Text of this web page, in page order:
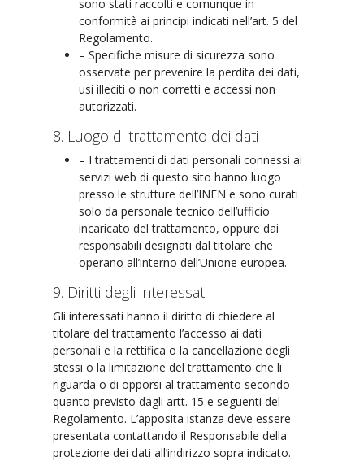
sono stati raccolti e comunque in
conformità ai principi indicati nell’art. 5 del
Regolamento.
– Specifiche misure di sicurezza sono
osservate per prevenire la perdita dei dati,
usi illeciti o non corretti e accessi non
autorizzati.
8. Luogo di trattamento dei dati
– I trattamenti di dati personali connessi ai
servizi web di questo sito hanno luogo
presso le strutture dell’INFN e sono curati
solo da personale tecnico dell’ufficio
incaricato del trattamento, oppure dai
responsabili designati dal titolare che
operano all’interno dell’Unione europea.
9. Diritti degli interessati
Gli interessati hanno il diritto di chiedere al
titolare del trattamento l’accesso ai dati
personali e la rettifica o la cancellazione degli
stessi o la limitazione del trattamento che li
riguarda o di opporsi al trattamento secondo
quanto previsto dagli artt. 15 e seguenti del
Regolamento. L’apposita istanza deve essere
presentata contattando il Responsabile della
protezione dei dati all’indirizzo sopra indicato.